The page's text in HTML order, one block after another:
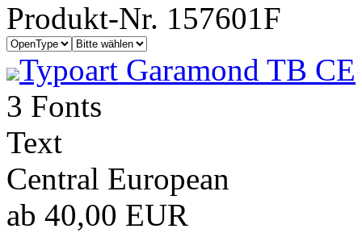
Produkt-Nr. 157601F
Typoart Garamond TB CE
3 Fonts
Text
Central European
ab 40,00 EUR